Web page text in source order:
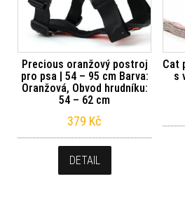
Precious oranžový postroj
pro psa | 54 – 95 cm Barva:
Oranžová, Obvod hrudníku:
54 – 62 cm
379 Kč
DETAIL
Cat
s